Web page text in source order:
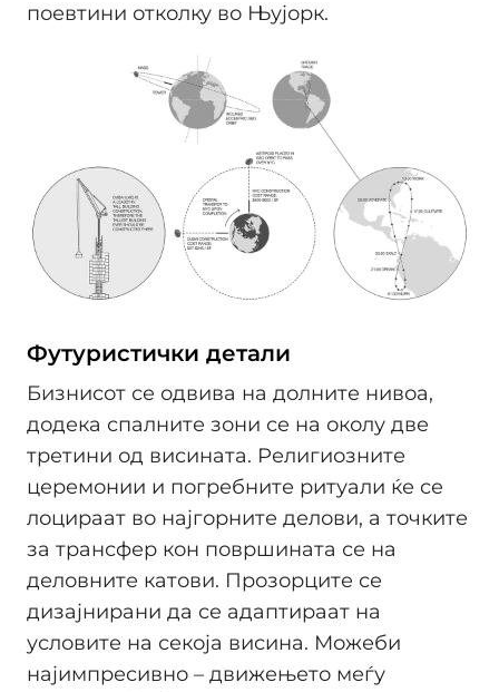
поевтини отколку во Њујорк.
Футуристички детали
Бизнисот се одвива на долните нивоа,
додека спалните зони се на околу две
третини од висината. Религиозните
церемонии и погребните ритуали ќе се
лоцираат во најгорните делови, а точките
за трансфер кон површината се на
деловните катови. Прозорците се
дизајнирани да се адаптираат на
условите на секоја висина. Можеби
најимпресивно – движењето меѓу